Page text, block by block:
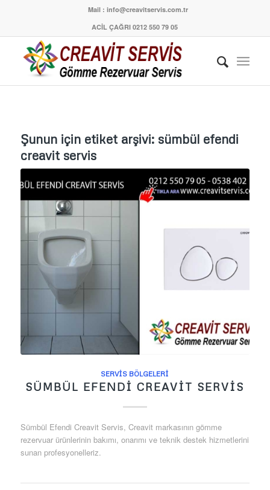
Mail : info@creavitservis.com.tr
ACİL ÇAĞRI 0212 550 79 05
Şunun için etiket arşivi: sümbül efendi
creavit servis
SERVIS BÖLGELERI
SÜMBÜL EFENDI CREAVIT SERVIS
Sümbül Efendi Creavit Servis, Creavit markasının gömme
rezervuar ürünlerinin bakımı, onarımı ve teknik destek hizmetlerini
sunan profesyonelleriz.